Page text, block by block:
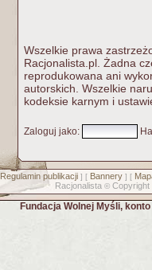
Wszelkie prawa
Racjonalista.pl. Żadna
reprodukowana ani
autorskich. Wszelkie
kodeksie karnym i
Zaloguj jako:
Regulamin publikacji] [ Bannery] [
Racjonalista © Copyright
Fundacja Wolnej Myśli,